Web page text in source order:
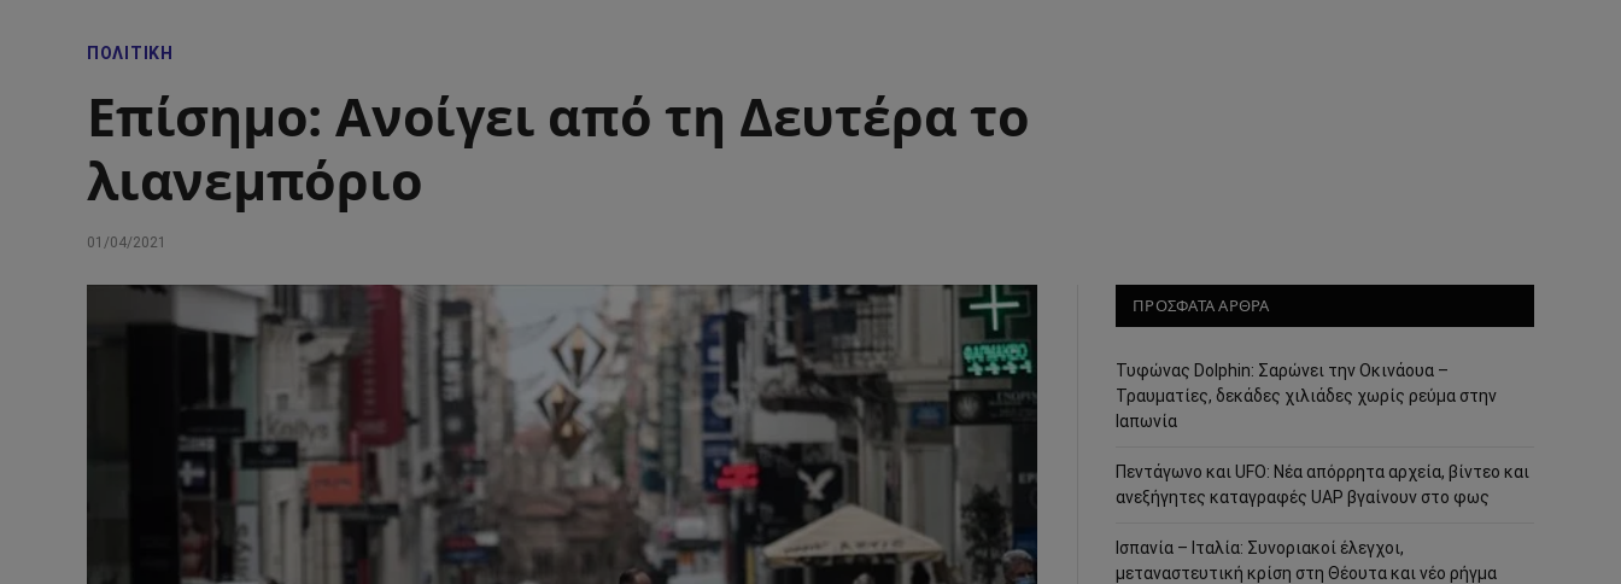
ΠΟΛΙΤΙΚΉ
Επίσημο: Ανοίγει από τη Δευτέρα το
λιανεμπόριο
01/04/2021
ΠΡΟΣΦΑΤΑ ΑΡΘΡΑ
Τυφώνας Dolphin: Σαρώνει την Οκινάουα –
Τραυματίες, δεκάδες χιλιάδες χωρίς ρεύμα στην
Ιαπωνία
Πεντάγωνο και UFO: Νέα απόρρητα αρχεία, βίντεο και
ανεξήγητες καταγραφές UAP βγαίνουν στο φως
Ισπανία – Ιταλία: Συνοριακοί έλεγχοι,
μεταναστευτική κρίση στη Θέουτα και νέο ρήγμα